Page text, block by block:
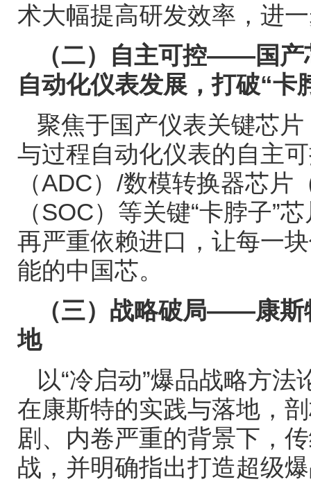
术大幅提高研发效率，进
（二）自主可控——国
自动化仪表发展，打破“卡
聚焦于国产仪表关键芯
与过程自动化仪表的自主
（ADC） /数模转换器芯片
（SOC）等关键“卡脖子”芯
再严重依赖进口，让每一
能的中国芯。
（三）战略破局——康
地
以“冷启动”爆品战略方法
在康斯特的实践与落地，
剧、内卷严重的背景下，
战，并明确指出打造超级